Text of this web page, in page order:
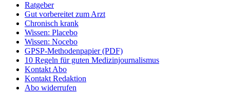
Ratgeber
Gut vorbereitet zum Arzt
Chronisch krank
Wissen: Placebo
Wissen: Nocebo
GPSP-Methodenpapier (PDF)
10 Regeln für guten Medizinjournalismus
Kontakt Abo
Kontakt Redaktion
Abo widerrufen